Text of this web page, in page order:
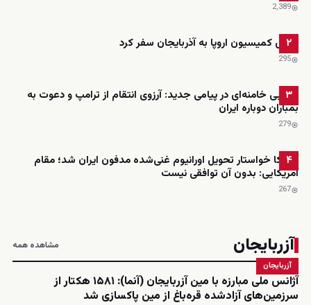
2٬389
۲
رئیس کمیسیون اروپا به آذربایجان سفر کرد
295
۳
مجتبی خامنه‌ای در پیامی جدید: آرزوی انتقام از ترامپ و دعوت به
بمباران دوباره ایران
279
۴
آمریکا خواستار تحویل اورانیوم غنی‌شده مدفون ایران شد؛ مقام
آمریکایی: بدون آن توافقی نیست
267
آزربایجان مشاهده همه
آزربایجان
آژانس ملی مبارزه با مین آزربایجان (آنما): ۱۵۸۱ هکتار از
سرزمین‌های آزادشده قره‌باغ از مین پاکسازی شد